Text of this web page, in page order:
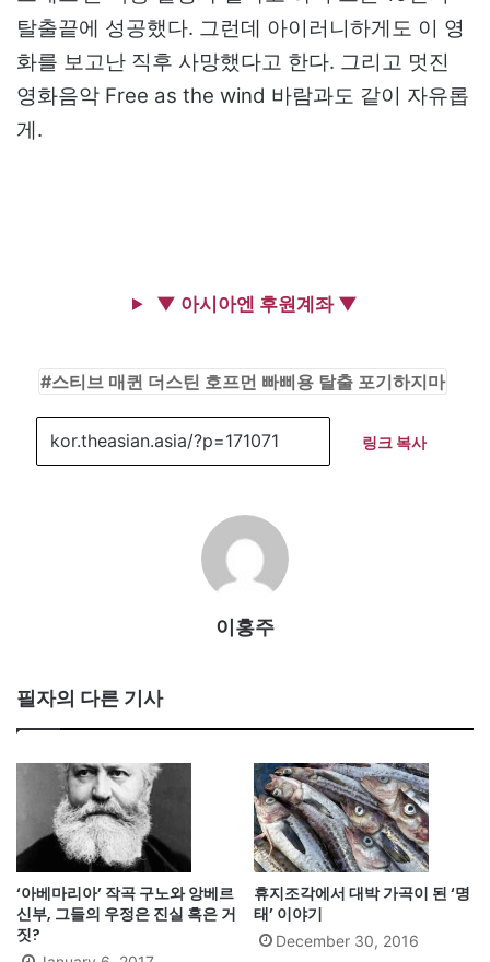
탈출끝에 성공했다. 그런데 아이러니하게도 이 영
화를 보고난 직후 사망했다고 한다. 그리고 멋진
영화음악 Free as the wind 바람과도 같이 자유롭
게.
▼ 아시아엔 후원계좌 ▼
스티브 매퀸 더스틴 호프먼 빠삐용 탈출 포기하지마
링크 복사
이홍주
필자의 다른 기사
‘아베마리아’ 작곡 구노와 앙베르
신부, 그들의 우정은 진실 혹은 거
짓?
휴지조각에서 대박 가곡이 된 ‘명
태’ 이야기
December 30, 2016